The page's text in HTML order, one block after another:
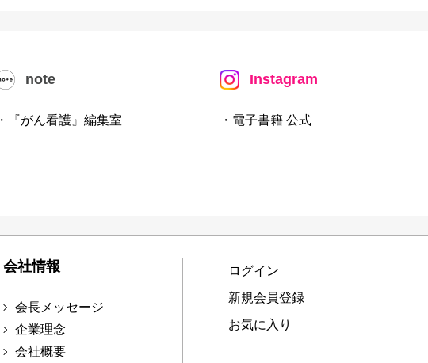
note
・『がん看護』編集室
Instagram
・電子書籍 公式
会社情報
会長メッセージ
企業理念
会社概要
ログイン
新規会員登録
お気に入り